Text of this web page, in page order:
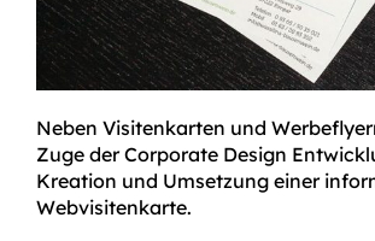
Neben Visitenkarten und
Zuge der Corporate Design
Kreation und Umsetzung einer
Webvisitenkarte.